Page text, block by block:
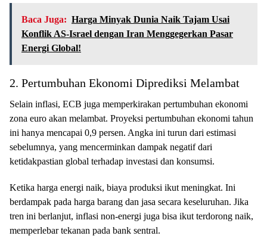
Baca Juga: Harga Minyak Dunia Naik Tajam Usai
Konflik AS-Israel dengan Iran Menggegerkan Pasar
Energi Global!
2. Pertumbuhan Ekonomi Diprediksi Melambat
Selain inflasi, ECB juga memperkirakan pertumbuhan ekonomi
zona euro akan melambat. Proyeksi pertumbuhan ekonomi tahun
ini hanya mencapai 0,9 persen. Angka ini turun dari estimasi
sebelumnya, yang mencerminkan dampak negatif dari
ketidakpastian global terhadap investasi dan konsumsi.
Ketika harga energi naik, biaya produksi ikut meningkat. Ini
berdampak pada harga barang dan jasa secara keseluruhan. Jika
tren ini berlanjut, inflasi non-energi juga bisa ikut terdorong naik,
memperlebar tekanan pada bank sentral.